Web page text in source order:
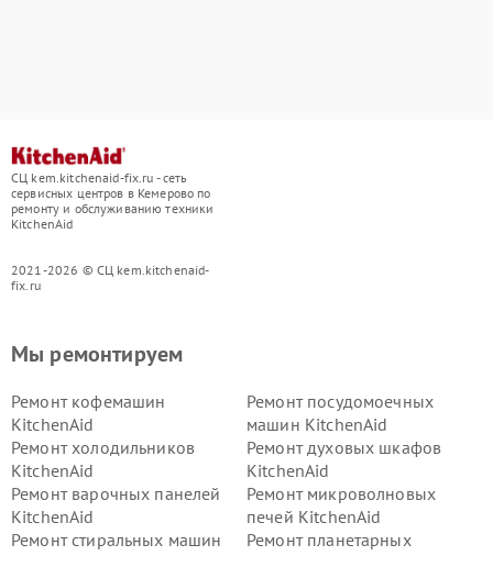
СЦ kem.kitchenaid-fix.ru - сеть
сервисных центров в Кемерово по
ремонту и обслуживанию техники
KitchenAid
2021-2026 © СЦ kem.kitchenaid-
fix.ru
Мы ремонтируем
Ремонт кофемашин
KitchenAid
Ремонт посудомоечных
машин KitchenAid
Ремонт холодильников
KitchenAid
Ремонт духовых шкафов
KitchenAid
Ремонт варочных панелей
KitchenAid
Ремонт микроволновых
печей KitchenAid
Ремонт стиральных машин
Ремонт планетарных